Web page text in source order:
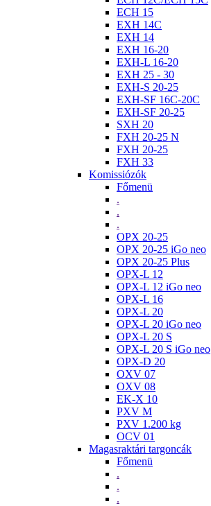
ECH 15
EXH 14C
EXH 14
EXH 16-20
EXH-L 16-20
EXH 25 - 30
EXH-S 20-25
EXH-SF 16C-20C
EXH-SF 20-25
SXH 20
FXH 20-25 N
FXH 20-25
FXH 33
Komissiózók
Főmenü
.
.
.
OPX 20-25
OPX 20-25 iGo neo
OPX 20-25 Plus
OPX-L 12
OPX-L 12 iGo neo
OPX-L 16
OPX-L 20
OPX-L 20 iGo neo
OPX-L 20 S
OPX-L 20 S iGo neo
OPX-D 20
OXV 07
OXV 08
EK-X 10
PXV M
PXV 1.200 kg
OCV 01
Magasraktári targoncák
Főmenü
.
.
.